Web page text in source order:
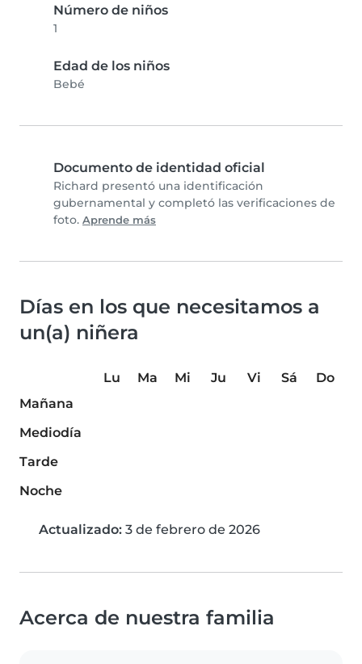
Número de niños
1
Edad de los niños
Bebé
Documento de identidad oficial
Richard presentó una identificación
gubernamental y completó las verificaciones de
foto. Aprende más
Días en los que necesitamos a
un(a) niñera
Lu Ma Mi Ju Vi Sá
Do
Mañana
Mediodía
Tarde
Noche
Actualizado: 3 de febrero de 2026
Acerca de nuestra familia